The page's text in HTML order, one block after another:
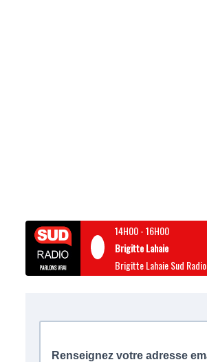
14H00-16H00
Brigitte Lahaie
Brigitte Lahaie Sud Radio